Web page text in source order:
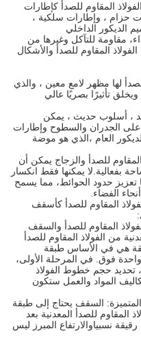
المقاوم للصدأ كإطارات
حزام ، وإطارات سلكية ،
الديكور الداخلي
مقاومة للتآكل وغيرها من
المقاوم للصدأ والأشكال
لها مظهر لامع معين ، والذي
تأثيرًا بصريًا عالي
، أسلوب حديث ، يمكن
الجدران والسطوح وإطارات
العام ،الذي هو موضة
للصدأ والزجاج يمكن أن
يمكنها فقط انكسار
حدود الحوائط، مما يسمح
الفضاء.
المقاوم للصدأ كأسقف
المقاوم للصدأ والسقف
من الفولاذ المقاوم للصدأ
هي في الأساس طبقة
فوق. في المرحلة الأولى،
حجم خطوط الفولاذ
المواد والعمل ستكون
السقف يحتاج إلى طبقة
للصدأ المعدنية بعد
نسبياوالارتفاع المبرز ليس